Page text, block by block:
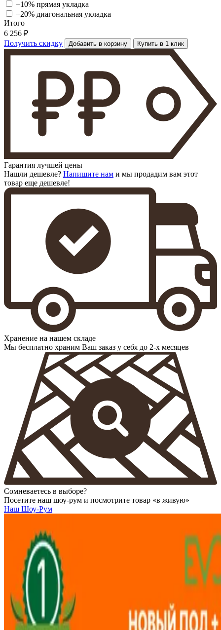
+10% прямая укладка
+20% диагональная укладка
Итого
6 256 ₽
Получить скидку
Добавить в корзину Купить в 1 клик
Гарантия лучшей цены
Нашли дешевле? Напишите нам и мы продадим вам этот
товар еще дешевле!
Хранение на нашем складе
Мы бесплатно храним Ваш заказ у себя до 2-х месяцев
Сомневаетесь в выборе?
Посетите наш шоу-рум и посмотрите товар «в живую»
Наш Шоу-Рум